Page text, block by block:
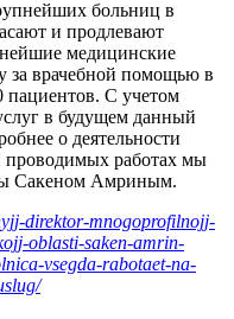
больниц в
и продлевают
медицинские
за врачебной помощью в
пациентов. С учетом
в будущем данный
о деятельности
проводимых работах мы
Сакеном Амриным.
direktor-mnogoprofilnojj-
oblasti-saken-amrin-
vsegda-rabotaet-na-